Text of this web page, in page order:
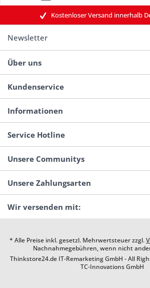
Kostenloser Versand innerhalb
Newsletter
Über uns
Kundenservice
Informationen
Service Hotline
Unsere Communitys
Unsere Zahlungsarten
Wir versenden mit:
* Alle Preise inkl. gesetzl. Mehrwertsteuer zzgl.
Nachnahmegebühren, wenn nicht
Thinkstore24.de IT-Remarketing GmbH - All
TC-Innovations GmbH